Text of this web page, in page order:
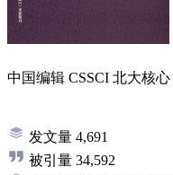
中国编辑 CSSCI 北大核心
发文量 4,691
被引量 34,592